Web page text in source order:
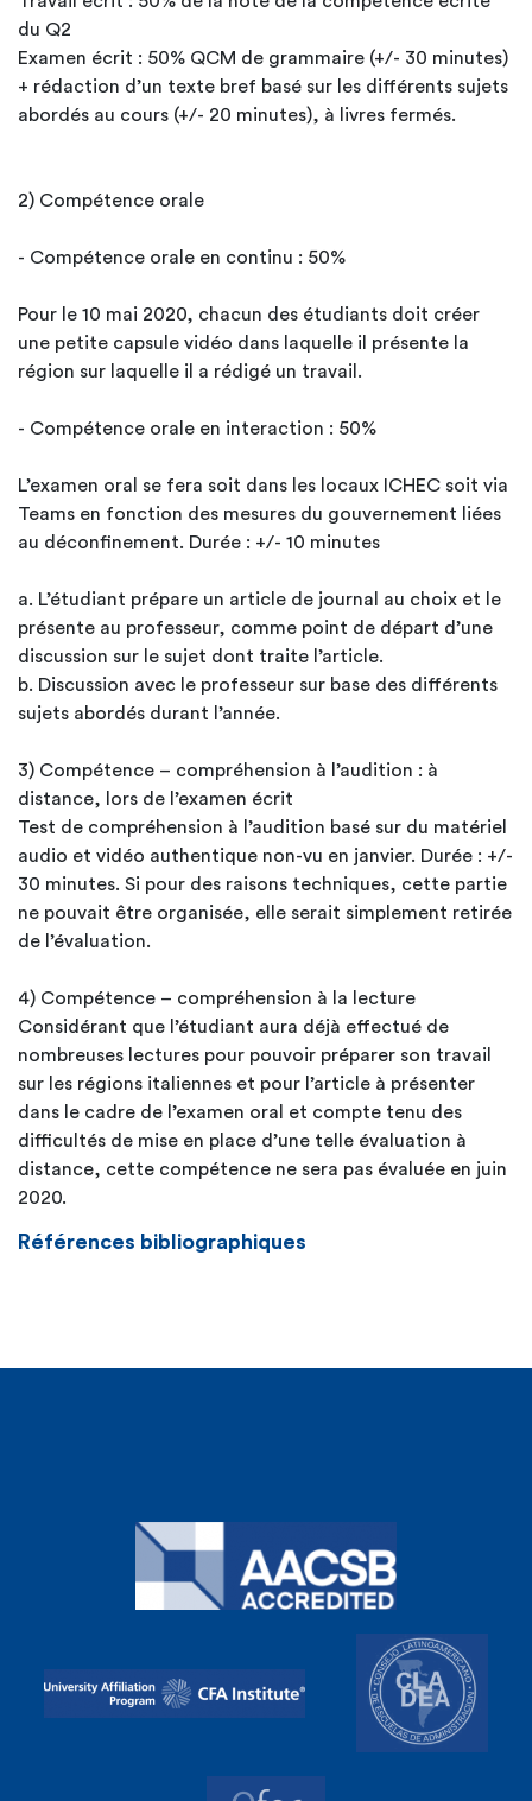
du Q2
Examen écrit : 50% QCM de grammaire (+/- 30 minutes)
+ rédaction d’un texte bref basé sur les différents sujets
abordés au cours (+/- 20 minutes), à livres fermés.
2) Compétence orale
- Compétence orale en continu : 50%
Pour le 10 mai 2020, chacun des étudiants doit créer
une petite capsule vidéo dans laquelle il présente la
région sur laquelle il a rédigé un travail.
- Compétence orale en interaction : 50%
L’examen oral se fera soit dans les locaux ICHEC soit via
Teams en fonction des mesures du gouvernement liées
au déconfinement. Durée : +/- 10 minutes
a. L’étudiant prépare un article de journal au choix et le
présente au professeur, comme point de départ d’une
discussion sur le sujet dont traite l’article.
b. Discussion avec le professeur sur base des différents
sujets abordés durant l’année.
3) Compétence – compréhension à l’audition : à
distance, lors de l’examen écrit
Test de compréhension à l’audition basé sur du matériel
audio et vidéo authentique non-vu en janvier. Durée : +/-
30 minutes. Si pour des raisons techniques, cette partie
ne pouvait être organisée, elle serait simplement retirée
de l’évaluation.
4) Compétence – compréhension à la lecture
Considérant que l’étudiant aura déjà effectué de
nombreuses lectures pour pouvoir préparer son travail
sur les régions italiennes et pour l’article à présenter
dans le cadre de l’examen oral et compte tenu des
difficultés de mise en place d’une telle évaluation à
distance, cette compétence ne sera pas évaluée en juin
2020.
Références bibliographiques